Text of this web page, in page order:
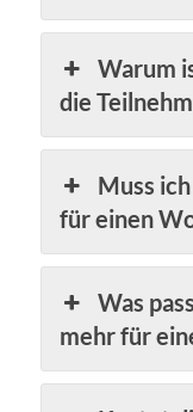
Warum
die
Muss
für einen
Was
mehr für